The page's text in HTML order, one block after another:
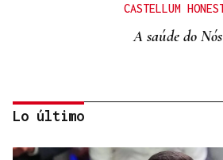
CASTELLUM
A saúde do Nós
Lo último